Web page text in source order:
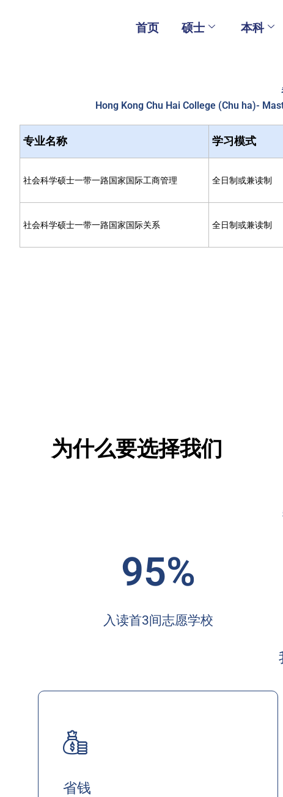
首页 硕士 本科
Hong Kong Chu Hai College (Chu ha)-
专业名称 学习模式
社会科学硕士一带一路国家国际工商管理 全日制或兼读制
社会科学硕士一带一路国家国际关系 全日制或兼读制
为什么要选择我们
95%
入读首3间志愿学校
省钱